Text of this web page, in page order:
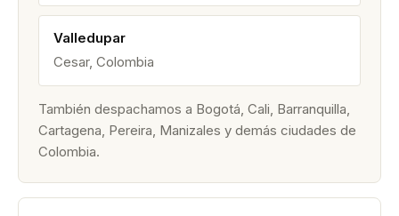
Valledupar
Cesar, Colombia
También despachamos a Bogotá, Cali, Barranquilla,
Cartagena, Pereira, Manizales y demás ciudades de
Colombia.